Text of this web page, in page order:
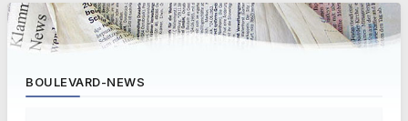
BOULEVARD-NEWS